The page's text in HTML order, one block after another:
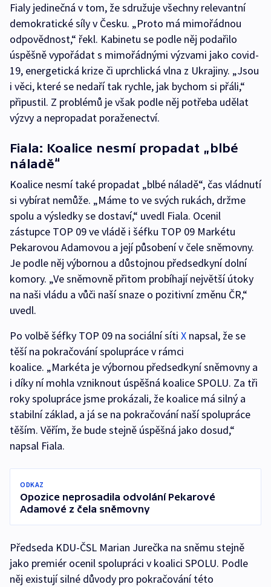
Fialy jedinečná v tom, že sdružuje všechny relevantní
demokratické síly v Česku. „Proto má mimořádnou
odpovědnost,“ řekl. Kabinetu se podle něj podařilo
úspěšně vypořádat s mimořádnými výzvami jako covid-
19, energetická krize či uprchlická vlna z Ukrajiny. „Jsou
i věci, které se nedaří tak rychle, jak bychom si přáli,“
připustil. Z problémů je však podle něj potřeba udělat
výzvy a nepropadat poraženectví.
Fiala: Koalice nesmí propadat „blbé
náladě“
Koalice nesmí také propadat „blbé náladě“, čas vládnutí
si vybírat nemůže. „Máme to ve svých rukách, držme
spolu a výsledky se dostaví,“ uvedl Fiala. Ocenil
zástupce TOP 09 ve vládě i šéfku TOP 09 Markétu
Pekarovou Adamovou a její působení v čele sněmovny.
Je podle něj výbornou a důstojnou předsedkyní dolní
komory. „Ve sněmovně přitom probíhají největší útoky
na naši vládu a vůči naší snaze o pozitivní změnu ČR,“
uvedl.
Po volbě šéfky TOP 09 na sociální síti X napsal, že se
těší na pokračování spolupráce v rámci
koalice. „Markéta je výbornou předsedkyní sněmovny a
i díky ní mohla vzniknout úspěšná koalice SPOLU. Za tři
roky spolupráce jsme prokázali, že koalice má silný a
stabilní základ, a já se na pokračování naší spolupráce
těším. Věřím, že bude stejně úspěšná jako dosud,“
napsal Fiala.
ODKAZ
Opozice neprosadila odvolání Pekarové
Adamové z čela sněmovny
Předseda KDU-ČSL Marian Jurečka na sněmu stejně
jako premiér ocenil spolupráci v koalici SPOLU. Podle
něj existují silné důvody pro pokračování této